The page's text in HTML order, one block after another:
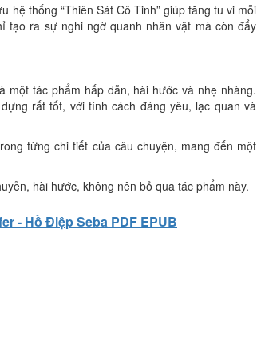
hệ thống “Thiên Sát Cô Tinh” giúp tăng tu vi mỗi
tạo ra sự nghi ngờ quanh nhân vật mà còn đẩy
một tác phẩm hấp dẫn, hài hước và nhẹ nhàng.
rất tốt, với tính cách đáng yêu, lạc quan và
từng chi tiết của câu chuyện, mang đến một
hài hước, không nên bỏ qua tác phẩm này.
- Hồ Điệp Seba PDF EPUB